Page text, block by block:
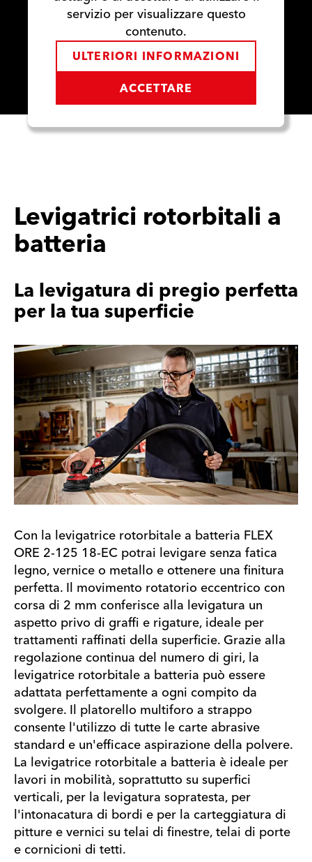
servizio per visualizzare questo
contenuto.
ULTERIORI INFORMAZIONI
ACCETTARE
Levigatrici rotorbitali a
batteria
La levigatura di pregio perfetta
per la tua superficie
Con la levigatrice rotorbitale a batteria FLEX
ORE 2-125 18-EC potrai levigare senza fatica
legno, vernice o metallo e ottenere una finitura
perfetta. Il movimento rotatorio eccentrico con
corsa di 2 mm conferisce alla levigatura un
aspetto privo di graffi e rigature, ideale per
trattamenti raffinati della superficie. Grazie alla
regolazione continua del numero di giri, la
levigatrice rotorbitale a batteria può essere
adattata perfettamente a ogni compito da
svolgere. Il platorello multiforo a strappo
consente l'utilizzo di tutte le carte abrasive
standard e un'efficace aspirazione della polvere.
La levigatrice rotorbitale a batteria è ideale per
lavori in mobilità, soprattutto su superfici
verticali, per la levigatura sopratesta, per
l'intonacatura di bordi e per la carteggiatura di
pitture e vernici su telai di finestre, telai di porte
e cornicioni di tetti.